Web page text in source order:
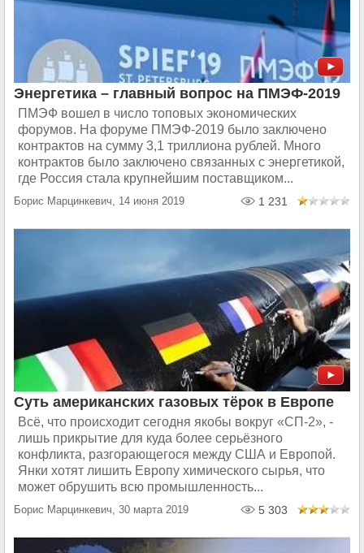
Энергетика – главный вопрос на ПМЭФ-2019
ПМЭФ вошел в число топовых экономических
форумов. На форуме ПМЭФ-2019 было заключено
контрактов на сумму 3,1 триллиона рублей. Много
контрактов было заключено связанных с энергетикой,
где Россия стала крупнейшим поставщиком...
Борис Марцинкевич, 14 июня 2019 1 231
Суть американских газовых тёрок в Европе
Всё, что происходит сегодня якобы вокруг «СП-2», -
лишь прикрытие для куда более серьёзного
конфликта, разгорающегося между США и Европой.
Янки хотят лишить Европу химического сырья, что
может обрушить всю промышленность...
Борис Марцинкевич, 30 марта 2019 5 303